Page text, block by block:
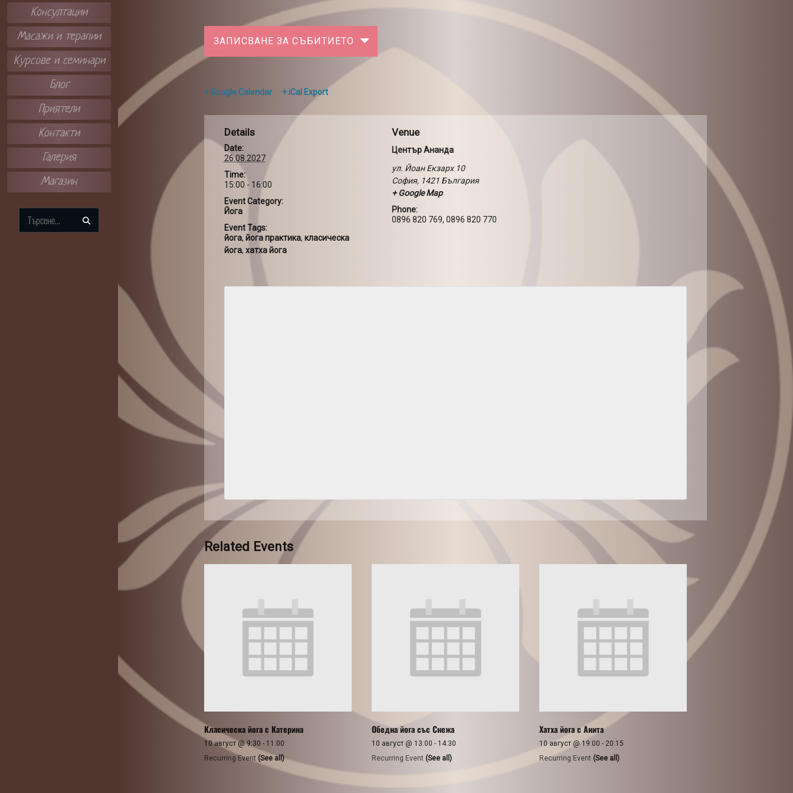
Консултации
Масажи и терапии
Курсове и семинари
Блог
Приятели
Контакти
Галерия
Магазин
Search
for:
ЗАПИСВАНЕ ЗА СЪБИТИЕТО
+ Google Calendar + iCal Export
Details
Date:
26.08.2027
Time:
15:00 - 16:00
Event Category:
Йога
Event Tags:
йога, йога практика, класическа
йога, хатха йога
Venue
Център Ананда
ул. Йоан Екзарх 10
София, 1421 България
+ Google Map
Phone:
0896 820 769, 0896 820 770
Related Events
Класическа йога с Катерина
10 август @ 9:30 - 11:00
Recurring Event (See all)
Обедна йога със Снежа
10 август @ 13:00 - 14:30
Recurring Event (See all)
Хатха йога с Анита
10 август @ 19:00 - 20:15
Recurring Event (See all)